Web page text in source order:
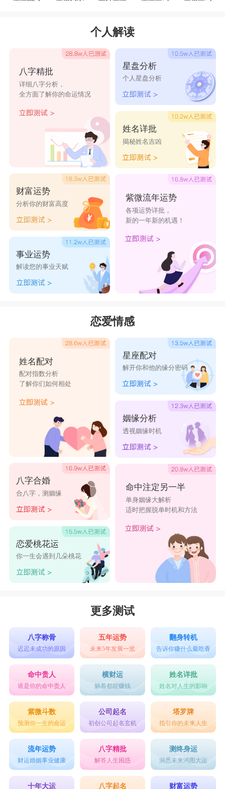
好奇的瓶子座和知性的处女座，基本上是不搭
意乱情迷。刚开始时，水瓶座会为处女座的冰雪聪
明所倾倒，而处女座也会被水瓶座的见多识广和创
造力所吸引。然而相处后就会发现，处女座太过敏
感容易钻牛角尖，喜欢为一些小事斤斤计较;而水
瓶座总是很博爱的样子，对人忽冷忽热。处女座对
这些难以接受，会觉得水瓶座思维跳跃无法理解。
如果双方不能做出很大的让步和改变，两人就会渐
渐疏远，感情也很难走下去。
处女座男性格：
处女座男生的性格是偏内向的类型，少部分也
是属于外向型的，处女座男生是一个不喜欢在外面
停留太久的星座男，他们喜欢宅在家中，有时候处
女座男生会让女生感到自卑，这是因为处女座男生
很喜欢整理自己的房间，有些洁癖，做事情也要比
女生还要细心，所以一般处女座男生会给人一
男人，他们会懂得制造出浪漫的气氛，舒适的环境
给自己爱人，令对方很快堕入他的爱情当中，而且
什么相识纪念日、结婚纪念日，情人节这些特别的
日子一般的男生都会无意识忘记的，但处女男都和
一般男生不一样，他们会牢牢的记得，不需要女朋
友或者老婆提醒，甚至还会提醒回她们，这就是处
女男贴心的一面了。
水瓶女性格：
水瓶女的性格其实有点善变，她们内心的想法
非常丰富而且变幻无常，常常让人捉摸不透，也给
她们蒙上了一层神秘的面纱。水瓶女是非常自我的
人，她们总是遵照自己内心真实的想法，是一个能
活出自我的人。不要因此以为水瓶女很难相处，擅
长社交的她们深谙人情世故，要是她们有意为之的
话可以滴水不漏。而且水瓶女很重视友情，非常仗
义，朋友有需要帮助总是已不容易，可以说是少有
以上是有关处女座和水瓶座配不配的全部内
容。
星座乐原创文章，转载需注明出处
个人解读
八字精批
详细八字分析，
全方面了解你的命运情况
财富运势
分析你的财富高度
事业运势
解读您的事业天赋
星盘分析
个人星盘分析
姓名详批
揭秘姓名吉凶
紫微流年运势
各项运势详批，
新的一年新的机遇！
恋爱情感
姓名配对
配对指数分析
了解你们如何相处
八字合婚
合八字，测姻缘
恋爱桃花运
你一生会遇到几朵桃花
星座配对
解开你和他的缘分密码
姻缘分析
透视姻缘时机
命中注定另一半
单身姻缘大解析
适时把握脱单时机和方法
更多测试
八字称骨
迟迟未成功的原因
五年运势
未来5年发展一览
翻身转机
告诉你赚什么最吃香
命中贵人
谁是你的命中贵人
横财运
躺着都能赚钱
姓名详批
姓名对人生的影响
紫微斗数
预测你一生的命运
公司起名
初创公司起名玄机
塔罗牌
指引你的未来人生
流年运势
财运婚姻事业健康
八字精批
解答人生困惑
测终身运
洞悉未来鸿图大运
十年大运 八字起名 财富运势